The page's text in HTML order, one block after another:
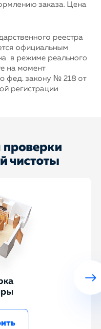
заказа. Цена
реестра
официальным
в режиме реального
на момент
фед. закону № 218 от
регистрации
чистоты